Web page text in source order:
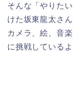
そんな「やりた
けた坂東龍太さ
カメラ、絵、音
に挑戦しているよ